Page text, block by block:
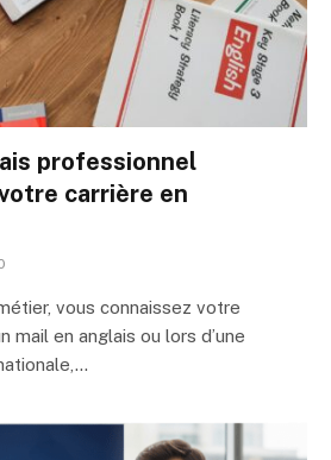
professionnel
carrière en
vous connaissez votre
mail en anglais ou lors d’une